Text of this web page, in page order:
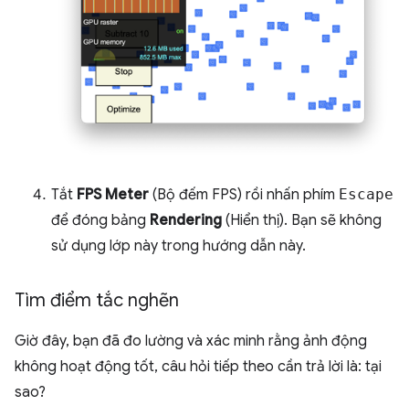
Tắt FPS Meter (Bộ đếm FPS) rồi nhấn phím Escape
để đóng bảng Rendering (Hiển thị). Bạn sẽ không
sử dụng lớp này trong hướng dẫn này.
Tìm điểm tắc nghẽn
Giờ đây, bạn đã đo lường và xác minh rằng ảnh động
không hoạt động tốt, câu hỏi tiếp theo cần trả lời là: tại
sao?